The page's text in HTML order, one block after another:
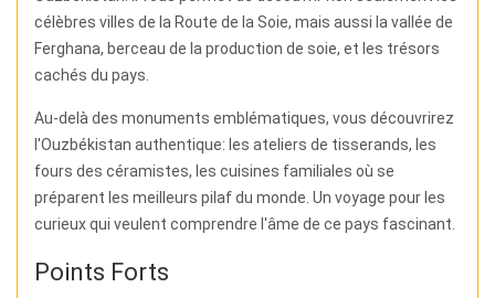
célèbres villes de la Route de la Soie, mais aussi la vallée de
Ferghana, berceau de la production de soie, et les trésors
cachés du pays.
Au-delà des monuments emblématiques, vous découvrirez
l'Ouzbékistan authentique: les ateliers de tisserands, les
fours des céramistes, les cuisines familiales où se
préparent les meilleurs pilaf du monde. Un voyage pour les
curieux qui veulent comprendre l'âme de ce pays fascinant.
Points Forts